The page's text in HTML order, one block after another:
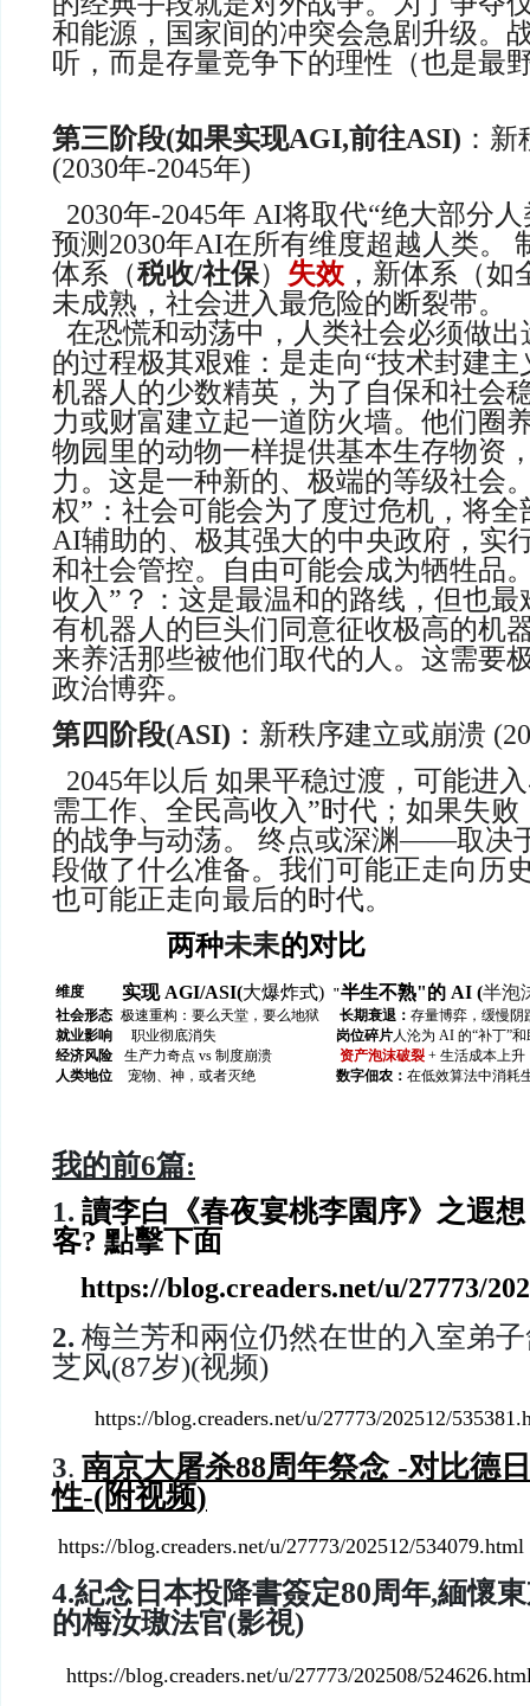
和能源，国家间的冲突会急剧升级。
听，而是存量竞争下的理性（也是
第三阶段(如果实现AGI,前往ASI) ：
(2030年-2045年)
2030年-2045年 AI将取代“绝大部分
预测2030年AI在所有维度超越人类
体系（税收/社保） 失效 ，新体系（
未成熟，社会进入最危险的断裂带。
在恐慌和动荡中，人类社会必须做
的过程极其艰难：是走向“技术封建
机器人的少数精英，为了自保和社会
力或财富建立起一道防火墙。他们圈
物园里的动物一样提供基本生存物资
力。这是一种新的、极端的等级社会
权”：社会可能会为了度过危机，将
AI辅助的、极其强大的中央政府，实
和社会管控。自由可能会成为牺牲品
收入”？：这是最温和的路线，但也
有机器人的巨头们同意征收极高的机
来养活那些被他们取代的人。这需要
政治博弈。
第四阶段(ASI) ：新秩序建立或崩溃
2045年以后 如果平稳过渡，可能进
需工作、全民高收入”时代；如果失
的战争与动荡。 终点或深渊——取决
段做了什么准备。我们可能正走向历
也可能正走向最后的时代。
两种未耒的对比
维度 实现 AGI/ASI(大爆炸式) "半生不熟"的 AI (半泡
社会形态 极速重构：要么天堂，要么地狱 长期衰退： 存量博弈，缓慢阴
就业影响
职业彻底消失 岗位碎片 人沦为 AI 的“补丁”
经济风险
生产力奇点 vs 制度崩溃 资产泡沫破裂 + 生活成本上升
人类地位
宠物、神，或者灭绝 数字佃农： 在低效算法中消耗
我的前6篇:
1. 讀李白《春夜宴桃李園序》之遐
客? 點擊下面
https://blog.creaders.net/u/27773/
2. 梅兰芳和兩位仍然在世的入室弟
芝风(87岁)(视频)
https://blog.creaders.net/u/27773/202512/
3. 南京大屠杀88周年祭念 -对比德日
性-(附视频)
https://blog.creaders.net/u/27773/202512/534079.html
4.紀念日本投降書簽定80周年,緬懷
的梅汝璈法官(影視)
https://blog.creaders.net/u/27773/202508/